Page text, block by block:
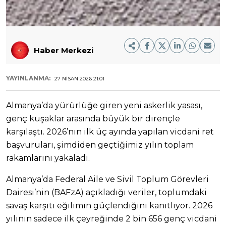
Haber Merkezi
YAYINLANMA: 27 NISAN 2026 21:01
Almanya’da yürürlüğe giren yeni askerlik yasası,
genç kuşaklar arasında büyük bir dirençle
karşılaştı. 2026’nın ilk üç ayında yapılan vicdani ret
başvuruları, şimdiden geçtiğimiz yılın toplam
rakamlarını yakaladı.
Almanya’da Federal Aile ve Sivil Toplum Görevleri
Dairesi’nin (BAFzA) açıkladığı veriler, toplumdaki
savaş karşıtı eğilimin güçlendiğini kanıtlıyor. 2026
yılının sadece ilk çeyreğinde 2 bin 656 genç vicdani